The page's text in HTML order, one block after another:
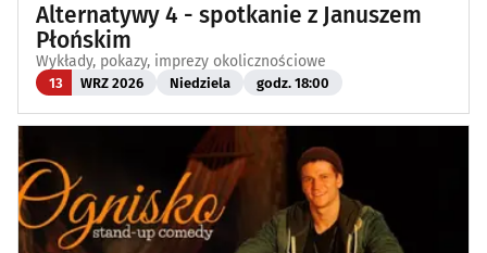
Alternatywy 4 - spotkanie z Januszem
Płońskim
Wykłady, pokazy, imprezy okolicznościowe
13 WRZ 2026 Niedziela godz. 18:00